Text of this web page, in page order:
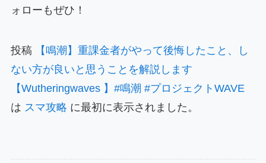
ォローもぜひ！
投稿
【鳴潮】重課金者がやって後悔したこと、し
ない方が良いと思うことを解説します
【Wutheringwaves 】#鳴潮 #プロジェクトWAVE
は スマ攻略 に最初に表示されました。